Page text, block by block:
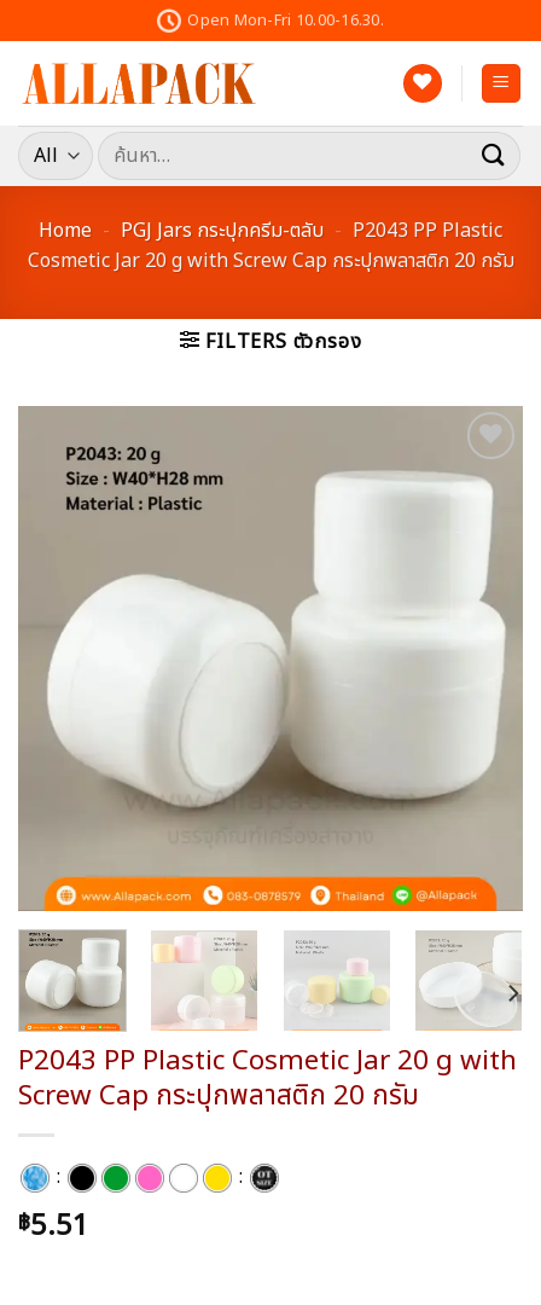
to
content
Open Mon-Fri 10.00-16.30.
ค้นหา:
Home - PGJ Jars กระปุกครีม-ตลับ - P2043 PP Plastic
Cosmetic Jar 20 g with Screw Cap กระปุกพลาสติก 20 กรัม
FILTERS ตัวกรอง
Add to
wishlist
P2043 PP Plastic Cosmetic Jar 20 g with
Screw Cap กระปุกพลาสติก 20 กรัม
: :
฿5.51